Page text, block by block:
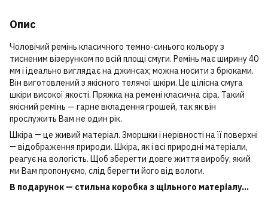
Опис
Чоловічий ремінь класичного темно-синього кольору з
тисненим візерунком по всій площі смуги. Ремінь має ширину 40
мм і ідеально виглядає на джинсах; можна носити з брюками.
Він виготовлений з якісного телячої шкіри. Це цілісна смуга
шкіри високої якості. Пряжка на ремені класична сіра. Такий
якісний ремінь — гарне вкладення грошей, так як він
прослужить Вам не один рік.
Шкіра ― це живий матеріал. Зморшки і нерівності на її поверхні
― відображення природи. Шкіра, як і всі природні матеріали,
реагує на вологість. Щоб зберегти довге життя виробу, який
ми Вам пропонуємо, слід берегти його від вологи.
В подарунок — стильна коробка з щільного матеріалу...